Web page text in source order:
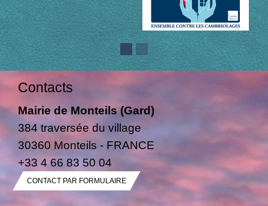
Contacts
Mairie de Monteils (Gard)
384 traversée du village
30360 Monteils - FRANCE
+33 4 66 83 50 04
CONTACT PAR FORMULAIRE